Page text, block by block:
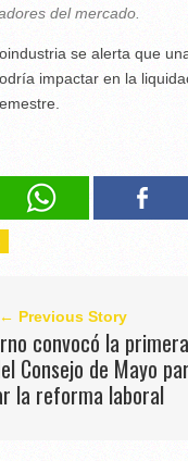
del mercado.
se alerta que
impactar en la
← Previous Story
convocó la primera
Consejo de Mayo
la reforma laboral